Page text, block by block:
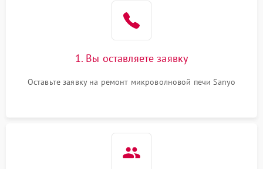
1. Вы оставляете заявку
Оставьте заявку на ремонт микроволновой печи Sanyo